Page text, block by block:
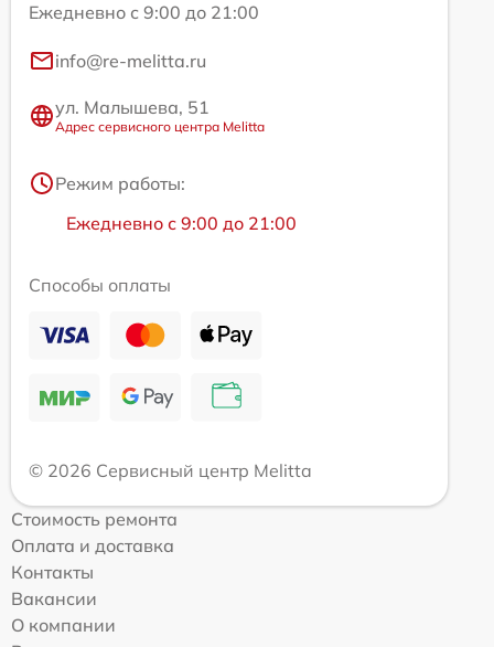
Ежедневно с 9:00 до 21:00
info@re-melitta.ru
ул. Малышева, 51
Адрес сервисного центра Melitta
Режим работы:
Ежедневно с 9:00 до 21:00
Способы оплаты
© 2026 Сервисный центр Melitta
Стоимость ремонта
Оплата и доставка
Контакты
Вакансии
О компании